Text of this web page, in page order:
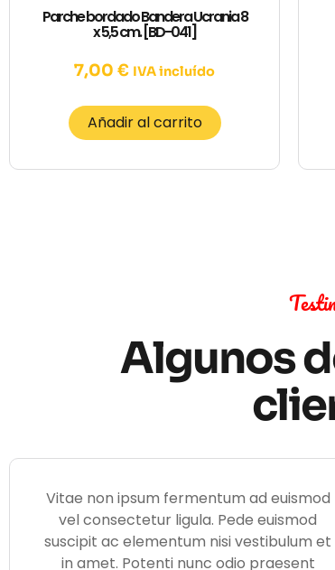
Parche bordado Bandera Ucrania 8
x 5,5 cm. [BD-041]
7,00 € IVA incluído
Añadir al carrito
Algunos
Vitae non ipsum fermentum ad euismod
vel consectetur ligula. Pede euismod
suscipit ac elementum nisi vestibulum et
in amet. Potenti nunc odio praesent